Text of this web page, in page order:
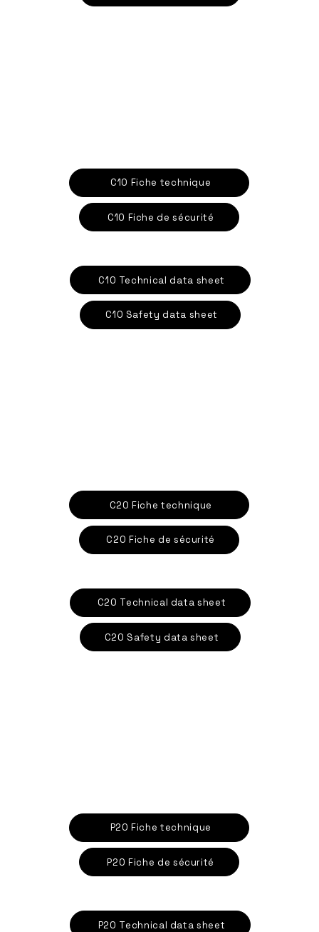
C10 Fiche technique
C10 Fiche de sécurité
C10 Technical data sheet
C10 Safety data sheet
C20 Fiche technique
C20 Fiche de sécurité
C20 Technical data sheet
C20 Safety data sheet
P20 Fiche technique
P20 Fiche de sécurité
P20 Technical data sheet